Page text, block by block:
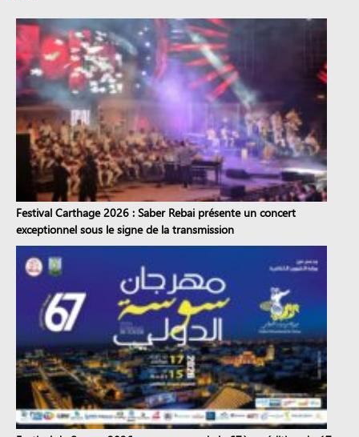
Festival Carthage 2026 : Saber Rebai présente un concert
exceptionnel sous le signe de la transmission